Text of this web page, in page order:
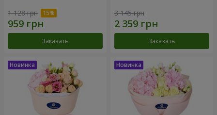
1 128 грн
Заказать
3 145 грн
Заказать